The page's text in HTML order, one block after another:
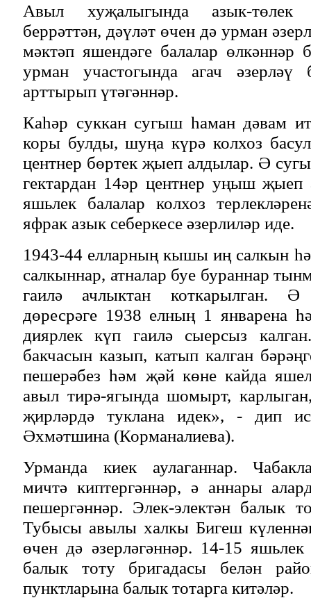
Авыл хуҗалыгында азык-төлек
беррәттән, дәүләт өчен дә урман
мәктәп яшендәге балалар өлкәннәр
урман участогында агач әзерләү
арттырып үтәгәннәр.
Каһәр суккан сугыш һаман дәвам
коры булды, шуңа күрә колхоз
центнер бөртек җыеп алдылар. Ә
гектардан 14әр центнер уңыш җыеп
яшьлек балалар колхоз
яфрак азык себеркесе әзерлиләр иде.
1943-44 елларның кышы иң салкын
салкыннар, атналар буе бураннар
гаилә ачлыктан коткарылган.
дөресрәге 1938 елның 1 январена
диярлек күп гаилә сыерсыз
бакчасын казып, катып калган
пешерәбез һәм җәй көне кайда
авыл тирә-ягында шомырт,
җирләрдә туклана идек», - дип
Әхмәтшина (Корманалиева).
Урманда киек аулаганнар.
мичтә киптергәннәр, ә аннары
пешергәннәр. Элек-электән балык
Тубысы авылы халкы Бигеш
өчен дә әзерләгәннәр. 14-15
балык тоту бригадасы белән
пунктларына балык тотарга китәләр.